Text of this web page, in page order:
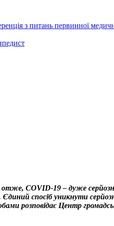
з питань первинної
отже, COVID-19 – дуже
спосіб уникнути
розповідає Центр